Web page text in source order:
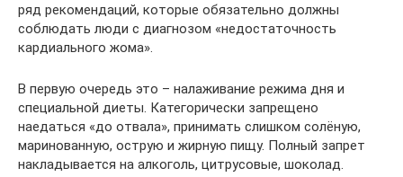
ряд рекомендаций, которые обязательно должны
соблюдать люди с диагнозом «недостаточность
кардиального жома».
В первую очередь это – налаживание режима дня и
специальной диеты. Категорически запрещено
наедаться «до отвала», принимать слишком солёную,
маринованную, острую и жирную пищу. Полный запрет
накладывается на алкоголь, цитрусовые, шоколад.